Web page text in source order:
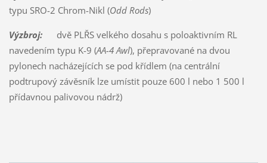
typu SRO-2 Chrom-Nikl (Odd Rods)
Výzbroj:dvě PLŘS velkého dosahu s poloaktivním RL
navedením typu K-9 (AA-4 Awl), přepravované na dvou
pylonech nacházejících se pod křídlem (na centrální
podtrupový závěsník lze umístit pouze 600 l nebo 1 500 l
přídavnou palivovou nádrž)